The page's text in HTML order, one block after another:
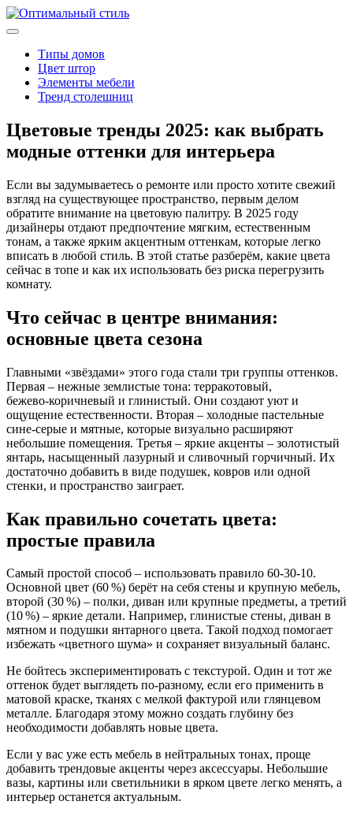
Типы домов
Цвет штор
Элементы мебели
Тренд столешниц
Цветовые тренды 2025: как выбрать
модные оттенки для интерьера
Если вы задумываетесь о ремонте или просто хотите свежий
взгляд на существующее пространство, первым делом
обратите внимание на цветовую палитру. В 2025 году
дизайнеры отдают предпочтение мягким, естественным
тонам, а также ярким акцентным оттенкам, которые легко
вписать в любой стиль. В этой статье разберём, какие цвета
сейчас в топе и как их использовать без риска перегрузить
комнату.
Что сейчас в центре внимания:
основные цвета сезона
Главными «звёздами» этого года стали три группы оттенков.
Первая – нежные землистые тона: терракотовый,
бежево‑коричневый и глинистый. Они создают уют и
ощущение естественности. Вторая – холодные пастельные
сине‑серые и мятные, которые визуально расширяют
небольшие помещения. Третья – яркие акценты – золотистый
янтарь, насыщенный лазурный и сливочный горчичный. Их
достаточно добавить в виде подушек, ковров или одной
стенки, и пространство заиграет.
Как правильно сочетать цвета:
простые правила
Самый простой способ – использовать правило 60‑30‑10.
Основной цвет (60 %) берёт на себя стены и крупную мебель,
второй (30 %) – полки, диван или крупные предметы, а третий
(10 %) – яркие детали. Например, глинистые стены, диван в
мятном и подушки янтарного цвета. Такой подход помогает
избежать «цветного шума» и сохраняет визуальный баланс.
Не бойтесь экспериментировать с текстурой. Один и тот же
оттенок будет выглядеть по‑разному, если его применить в
матовой краске, тканях с мелкой фактурой или глянцевом
металле. Благодаря этому можно создать глубину без
необходимости добавлять новые цвета.
Если у вас уже есть мебель в нейтральных тонах, проще
добавить трендовые акценты через аксессуары. Небольшие
вазы, картины или светильники в ярком цвете легко менять, а
интерьер останется актуальным.